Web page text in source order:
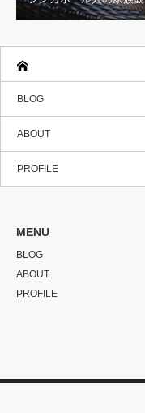
BLOG
ABOUT
PROFILE
MENU
BLOG
ABOUT
PROFILE